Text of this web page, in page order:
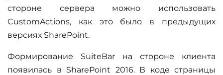
стороне сервера можно использовать
CustomActions, как это было в предыдущих
версиях SharePoint.
Формирование SuiteBar на стороне клиента
появилась в SharePoint 2016. В коде страницы